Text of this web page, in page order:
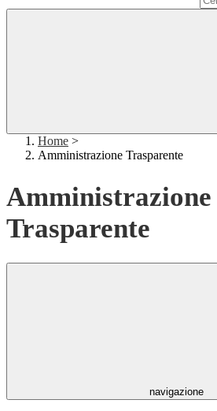
Home >
Amministrazione Trasparente
Amministrazione
Trasparente
navigazione